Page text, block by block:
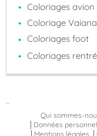
Coloriages avion
Coloriage Vaiana
Coloriages foot
Coloriages
Qui sommes-
Données
Mentions légales